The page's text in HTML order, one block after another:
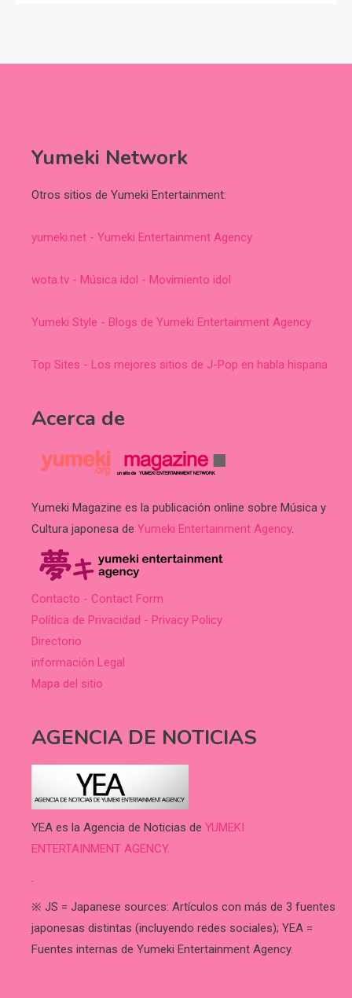
Yumeki Network
Otros sitios de Yumeki Entertainment:
yumeki.net - Yumeki Entertainment Agency
wota.tv - Música idol - Movimiento idol
Yumeki Style - Blogs de Yumeki Entertainment Agency
Top Sites - Los mejores sitios de J-Pop en habla hispana
Acerca de
Yumeki Magazine es la publicación online sobre Música y
Cultura japonesa de Yumeki Entertainment Agency.
Contacto - Contact Form
Política de Privacidad - Privacy Policy
Directorio
información Legal
Mapa del sitio
AGENCIA DE NOTICIAS
YEA es la Agencia de Noticias de YUMEKI
ENTERTAINMENT AGENCY.
.
※ JS = Japanese sources: Artículos con más de 3 fuentes
japonesas distintas (incluyendo redes sociales); YEA =
Fuentes internas de Yumeki Entertainment Agency.